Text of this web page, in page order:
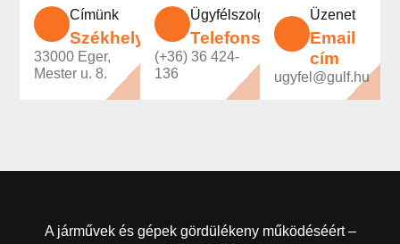
Címünk
Székhely
33000 Eger,
Mester u. 8.
Ügyfélszolgálatunk
Telefonszám
(+36) 36 424-
136
Üzenet
Email
cím
ugyfel@gulf.hu
A járművek és gépek gördülékeny működéséért –